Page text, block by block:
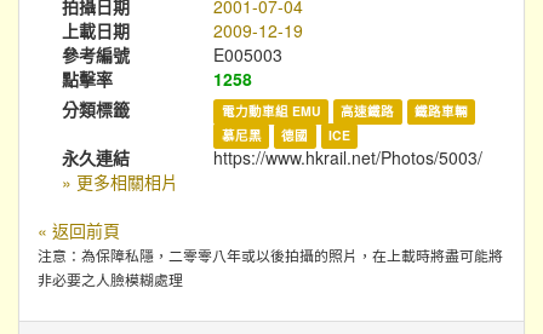
拍攝日期
2001-07-04
上載日期
2009-12-19
參考編號
E005003
點擊率
1258
分類標籤
電力動車組 EMU 高速鐵路
鐵路車輛
慕尼黑
德國 ICE
永久連結
https://www.hkrail.net/Photos/5003/
» 更多相關相片
« 返回前頁
注意：為保障私隱，二零零八年或以後拍攝的照片，在上載時將盡可能將
非必要之人臉模糊處理